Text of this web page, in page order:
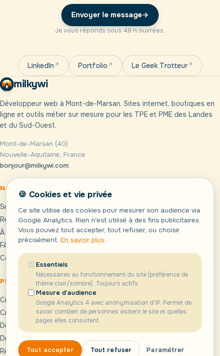
Envoyer le message→
Je vous réponds sous 48 h ouvrées.
LinkedIn Portfolio Le Geek Trotteur
milkywi
Développeur web à Mont-de-Marsan. Sites internet, boutiques en
ligne et outils métier sur mesure pour les TPE et PME des Landes
et du Sud-Ouest.
Mont-de-Marsan (40)
Nouvelle-Aquitaine, France
bonjour@milkywi.com
NAVIGATION
Services
Réalisations
À propos
FAQ
Contact
PRESTATIONS
Création site internet Mont-de-Marsan
Création boutique en ligne Landes
Développement WordPress sur mesure
Développement Symfony & outils métier
Refonte & maintenance de site web
Portfolio↗
Le Geek Trotteur↗
🍪 Cookies et vie privée
Ce site utilise des cookies pour mesurer son audience via
Google Analytics. Rien n'est utilisé à des fins publicitaires.
Vous pouvez tout accepter, tout refuser, ou choisir
précisément. En savoir plus.
Essentiels
Nécessaires au fonctionnement du site (préférence de
thème clair/sombre). Toujours actifs.
Mesure d'audience
Google Analytics 4 avec anonymisation d'IP. Permet de
savoir combien de personnes visitent le site et quelles
pages elles consultent.
Tout accepter Tout refuser Paramétrer